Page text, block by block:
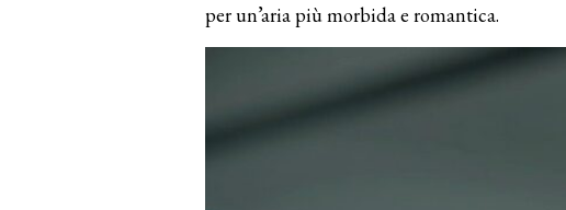
per un’aria più morbida e romantica.